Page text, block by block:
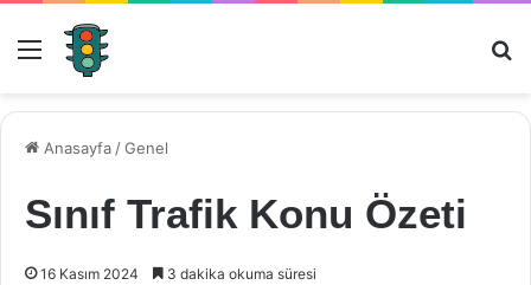
Menü
Anasayfa /Genel
Sınıf Trafik Konu Özeti
16 Kasım 2024 3 dakika okuma süresi